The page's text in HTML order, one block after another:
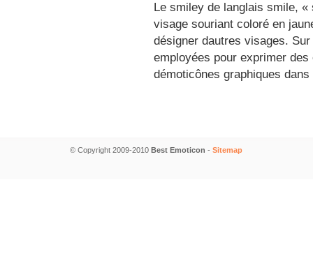
Le smiley de langlais smile,
visage souriant coloré en
désigner dautres visages.
employées pour exprimer
démoticônes graphiques
© Copyright 2009-2010 Best Emoticon - Sitemap